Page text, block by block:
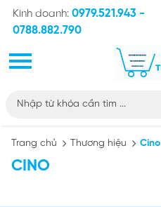
Kinh doanh: 0979.521.943 -
0788.882.790
Trang chủ Thương hiệu Cino
CINO